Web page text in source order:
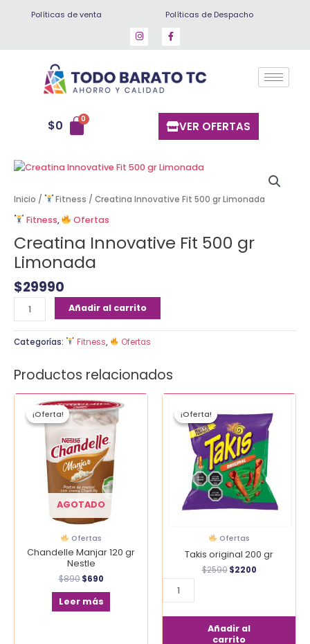
Políticas de venta Políticas de Despacho
$0 VER OFERTAS
Inicio / Fitness / Creatina Innovative Fit 500 gr Limonada
Fitness, Ofertas
Creatina Innovative Fit 500 gr
Limonada
$29990
Creatina
Fit
gr
Limonada
cantidad
Añadir al carrito
Categorías: Fitness, Ofertas
Productos relacionados
¡Oferta!
AGOTADO
¡Oferta!
Ofertas
Chandelle Manjar 120 gr
Nestle
$890
El
precio
original
era:
$890.
$690
El
precio
actual
es:
$690.
Leer más
¡Oferta!
¡Oferta!
Ofertas
Takis original 200 gr
$2590
original
era:
$2590.
$2200
actual
es:
$2200.
original
cantidad
Añadir al
carrito